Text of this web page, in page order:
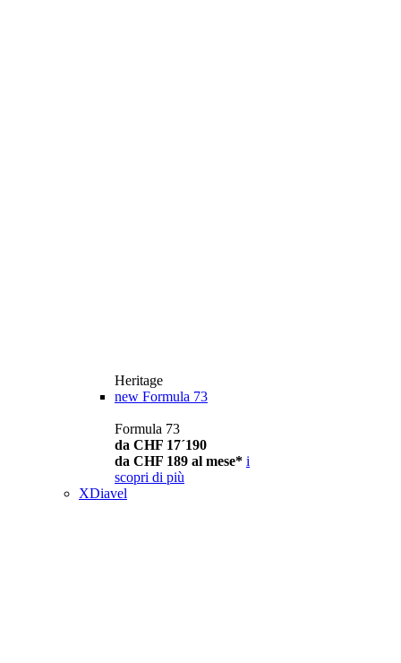
Heritage
new Formula 73
Formula 73
da CHF 17´190
da CHF 189 al mese* i
scopri di più
XDiavel